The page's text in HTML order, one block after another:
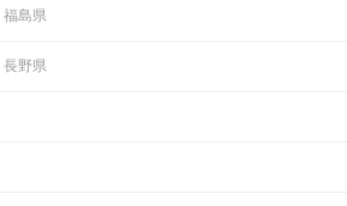
福島県
長野県